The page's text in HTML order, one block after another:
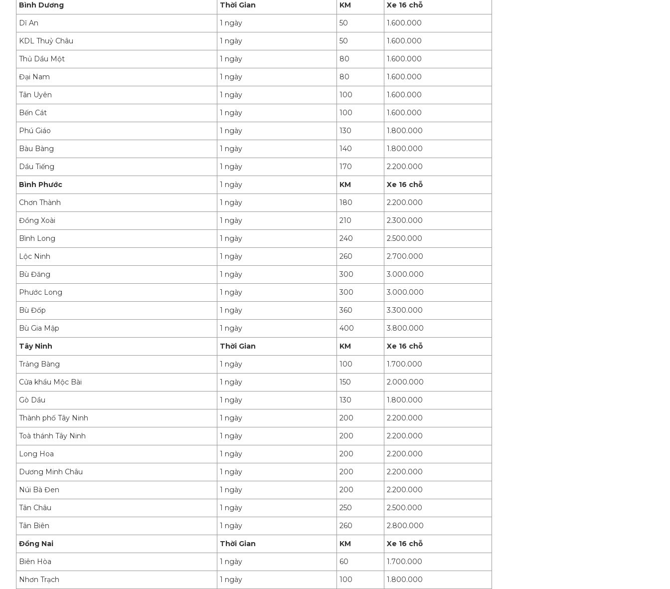
Bình Dương
Thời Gian KM
Xe 16 chỗ
Dĩ An
1 ngày 50
1.600.000
KDL Thuỷ Châu
1 ngày 50
1.600.000
Thủ Dầu Một
1 ngày 80
1.600.000
Đại Nam
1 ngày 80
1.600.000
Tân Uyên
1 ngày 100
1.600.000
Bến Cát
1 ngày 100
1.600.000
Phú Giáo
1 ngày 130
1.800.000
Bàu Bàng
1 ngày 140
1.800.000
Dầu Tiếng
1 ngày 170
2.200.000
Bình Phước
1 ngày KM
Xe 16 chỗ
Chơn Thành
1 ngày 180
2.200.000
Đồng Xoài
1 ngày 210
2.300.000
Bình Long
1 ngày 240
2.500.000
Lộc Ninh
1 ngày 260
2.700.000
Bù Đăng
1 ngày 300
3.000.000
Phước Long
1 ngày 300
3.000.000
Bù Đốp
1 ngày 360
3.300.000
Bù Gia Mập
1 ngày 400
3.800.000
Tây Ninh
Thời Gian KM
Xe 16 chỗ
Trảng Bàng
1 ngày 100
1.700.000
Cửa khẩu Mộc Bài
1 ngày 150
2.000.000
Gò Dầu
1 ngày 130
1.800.000
Thành phố Tây Ninh
1 ngày 200
2.200.000
Toà thánh Tây Ninh
1 ngày 200
2.200.000
Long Hoa
1 ngày 200
2.200.000
Dương Minh Châu
1 ngày 200
2.200.000
Núi Bà Đen
1 ngày 200
2.200.000
Tân Châu
1 ngày 250
2.500.000
Tân Biên
1 ngày 260
2.800.000
Đồng Nai
Thời Gian KM
Xe 16 chỗ
Biên Hòa
1 ngày 60
1.700.000
Nhơn Trạch
1 ngày 100
1.800.000